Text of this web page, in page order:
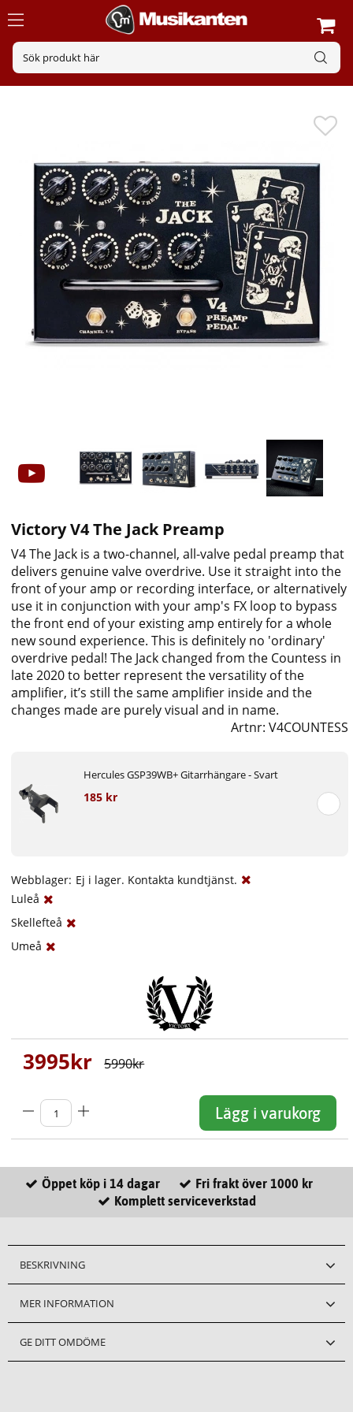
Victory V4 The Jack Preamp
V4 The Jack is a two-channel, all-valve pedal preamp that
delivers genuine valve overdrive. Use it straight into the
front of your amp or recording interface, or alternatively
use it in conjunction with your amp's FX loop to bypass
the front end of your existing amp entirely for a whole
new sound experience. This is definitely no 'ordinary'
overdrive pedal! The Jack changed from the Countess in
late 2020 to better represent the versatility of the
amplifier, it’s still the same amplifier inside and the
changes made are purely visual and in name.
Artnr:V4COUNTESS
Hercules GSP39WB+ Gitarrhängare - Svart
185 kr
Webblager: Ej i lager. Kontakta kundtjänst.
Luleå
Skellefteå
Umeå
5990kr
3995kr
Lägg i varukorg
Öppet köp i 14 dagar
Fri frakt över 1000 kr
Komplett serviceverkstad
BESKRIVNING
MER INFORMATION
GE DITT OMDÖME